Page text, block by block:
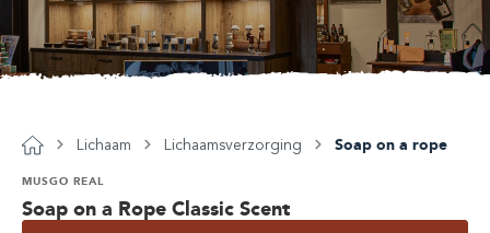
Lichaam Lichaamsverzorging Soap on a rope
Soap on a Rope Classic Scent
MUSGO REAL